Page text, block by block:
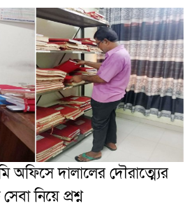
অফিসে দালালের দৌরাত্ম্যের
নিয়ে প্রশ্ন